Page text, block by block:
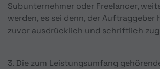
Subunternehmer oder Freelancer,
werden, es sei denn, der Auftraggeber
zuvor ausdrücklich und schriftlich
3. Die zum Leistungsumfang